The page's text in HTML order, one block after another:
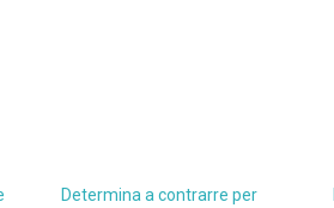
Determina a contrarre per